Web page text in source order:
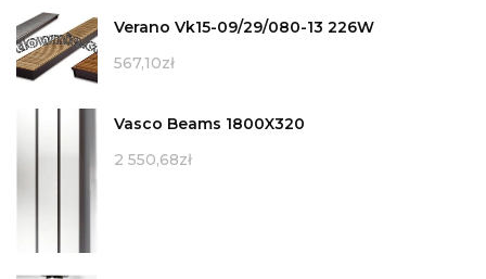
Verano Vk15-09/29/080-13 226W
567,10zł
Vasco Beams 1800X320
2 550,68zł